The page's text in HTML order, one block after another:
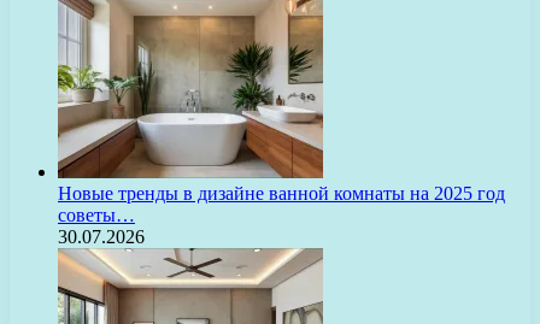
Новые тренды в дизайне ванной комнаты на 2025 год
советы…
30.07.2026